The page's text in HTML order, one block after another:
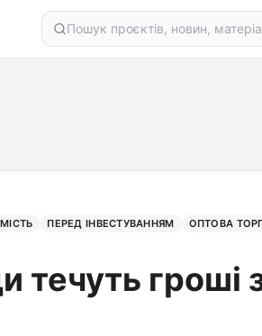
ПЕРЕД ІНВЕСТУВАННЯМ ОПТОВА
течуть гроші